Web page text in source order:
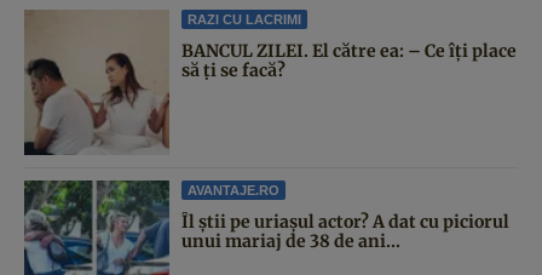
RAZI CU LACRIMI
BANCUL ZILEI. El către ea: – Ce îți place
să ți se facă?
AVANTAJE.RO
Îl știi pe uriașul actor? A dat cu piciorul
unui mariaj de 38 de ani...